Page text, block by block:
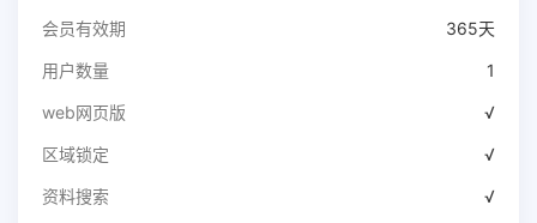
会员有效期 365天
用户数量 1
web网页版 √
区域锁定 √
资料搜索 √